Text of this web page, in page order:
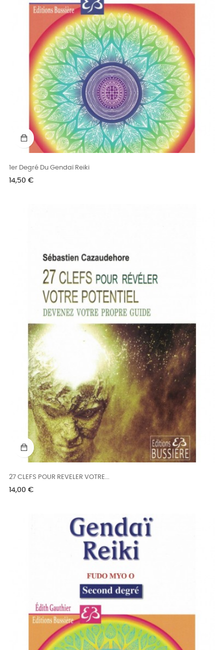
1er Degré Du Gendaï Reiki
Prix
14,50 €
27 CLEFS POUR REVELER VOTRE...
Prix
14,00 €